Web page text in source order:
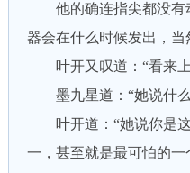
他的确连指尖都没有
器会在什么时候发出，当
叶开又叹道：“看来上
墨九星道：“她说什
叶开道：“她说你是这
一，甚至就是最可怕的一